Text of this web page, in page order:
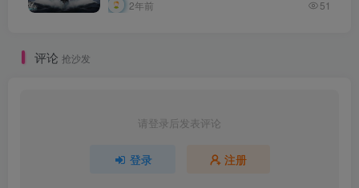
2年前 51
评论 抢沙发
请登录后发表评论
登录 注册